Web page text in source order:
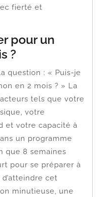
fierté et
pour un
?
question : « Puis-je
en 2 mois ? » La
tels que votre
votre
et votre capacité à
un programme
que 8 semaines
pour se préparer à
cet
minutieuse, une